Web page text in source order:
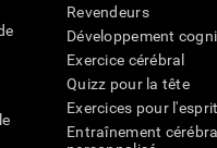
Revendeurs
Développement
Exercice cérébral
Quizz pour la tête
Exercices pour l'esprit
Entraînement cérébral